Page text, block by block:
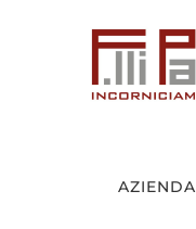
contenuto
AZIENDA